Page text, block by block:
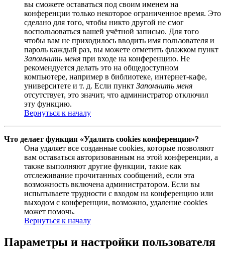
вы сможете оставаться под своим именем на
конференции только некоторое ограниченное время. Это
сделано для того, чтобы никто другой не смог
воспользоваться вашей учётной записью. Для того
чтобы вам не приходилось вводить имя пользователя и
пароль каждый раз, вы можете отметить флажком пункт
Запомнить меня при входе на конференцию. Не
рекомендуется делать это на общедоступном
компьютере, например в библиотеке, интернет-кафе,
университете и т. д. Если пункт Запомнить меня
отсутствует, это значит, что администратор отключил
эту функцию.
Вернуться к началу
Что делает функция «Удалить cookies конференции»?
Она удаляет все созданные cookies, которые позволяют
вам оставаться авторизованным на этой конференции, а
также выполняют другие функции, такие как
отслеживание прочитанных сообщений, если эта
возможность включена администратором. Если вы
испытываете трудности с входом на конференцию или
выходом с конференции, возможно, удаление cookies
может помочь.
Вернуться к началу
Параметры и настройки пользователя